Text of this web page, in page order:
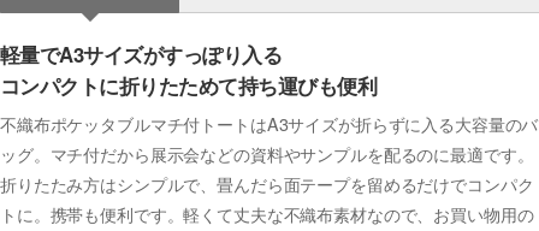
軽量でA3サイズがすっぽり入る
コンパクトに折りたためて持ち運びも便利
不織布ポケッタブルマチ付トートはA3サイズが折らずに入る大容量のバ
ッグ。マチ付だから展示会などの資料やサンプルを配るのに最適です。
折りたたみ方はシンプルで、畳んだら面テープを留めるだけでコンパク
トに。携帯も便利です。軽くて丈夫な不織布素材なので、お買い物用の